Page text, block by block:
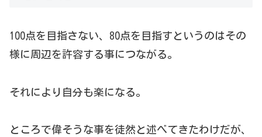
100点を目指さない、80点を目指すというのはその
様に周辺を許容する事につながる。
それにより自分も楽になる。
ところで偉そうな事を徒然と述べてきたわけだが、